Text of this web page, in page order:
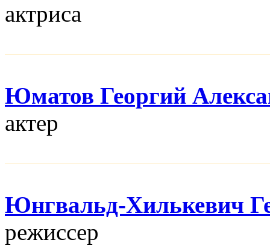
актриса
Юматов Георгий
актер
Юнгвальд-Хилькевич
режисcер